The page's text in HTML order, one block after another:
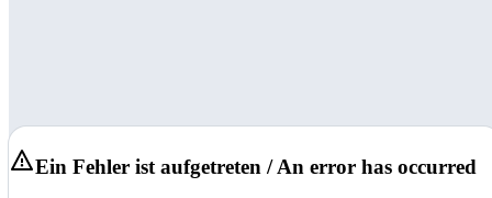
Ein Fehler ist aufgetreten / An error has occurred